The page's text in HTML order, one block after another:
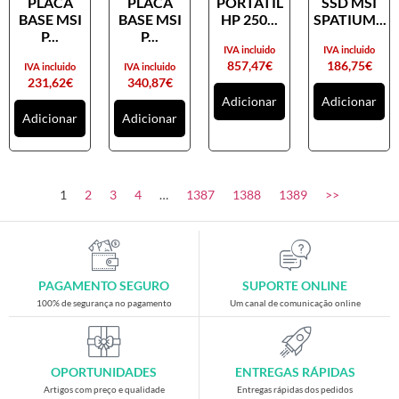
Placas gráficas
SAIS
Ventoínhas
Computadores
All-in-One
Gaming
Acessórios gaming
Cadeiras gaming
Merchandising
BASE MSI
P...
231,62€
IVA incluido
Adicionar
BASE MSI
P...
340,87€
IVA incluido
Adicionar
HP 250...
857,47€
IVA incluido
Adicionar
SPATIUM...
186,75€
IVA incluido
Adicionar
1 2 3 4 … 1387 1388 1389 >>
PAGAMENTO SEGURO
100% de segurança no pagamento
SUPORTE ONLINE
Um canal de comunicação online
OPORTUNIDADES
Artigos com preço e qualidade
ENTREGAS RÁPIDAS
Entregas rápidas dos pedidos